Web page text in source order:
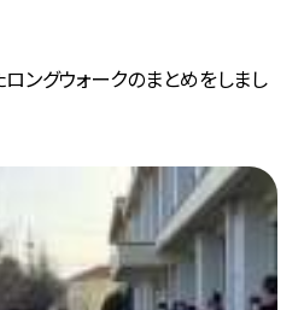
ロングウォークのまとめをしまし